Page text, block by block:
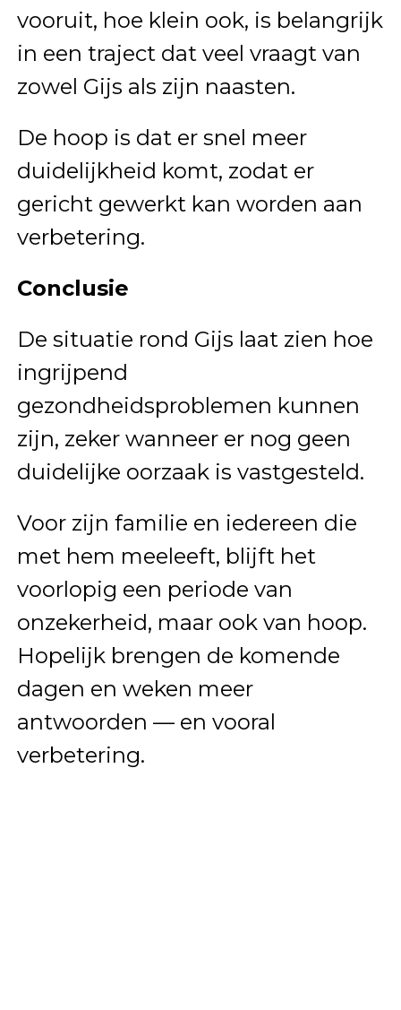
vooruit, hoe klein ook, is belangrijk
in een traject dat veel vraagt van
zowel Gijs als zijn naasten.
De hoop is dat er snel meer
duidelijkheid komt, zodat er
gericht gewerkt kan worden aan
verbetering.
Conclusie
De situatie rond Gijs laat zien hoe
ingrijpend
gezondheidsproblemen kunnen
zijn, zeker wanneer er nog geen
duidelijke oorzaak is vastgesteld.
Voor zijn familie en iedereen die
met hem meeleeft, blijft het
voorlopig een periode van
onzekerheid, maar ook van hoop.
Hopelijk brengen de komende
dagen en weken meer
antwoorden — en vooral
verbetering.